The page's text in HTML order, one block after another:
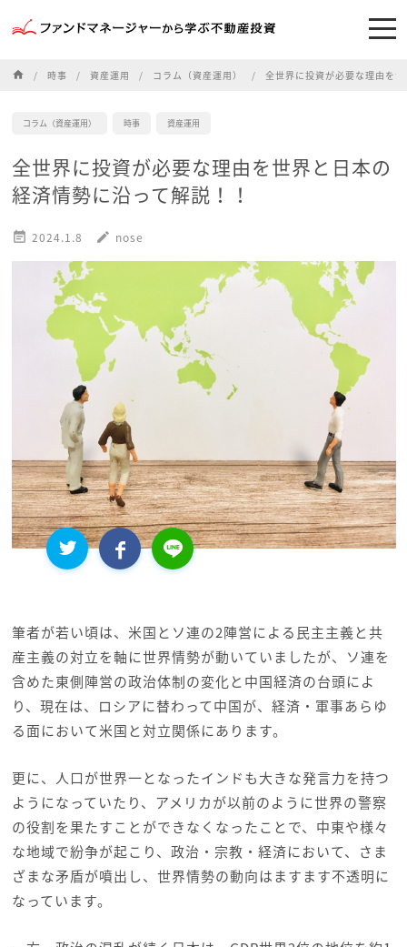
home 時事 資産運用 コラム（資産運用） 全世界に投資が必要な理由を
コラム（資産運用） 時事 資産運用
全世界に投資が必要な理由を世界と日本の
経済情勢に沿って解説！！
 2024.1.8 edit nose
筆者が若い頃は、米国とソ連の2陣営による民主主義と共
産主義の対立を軸に世界情勢が動いていましたが、ソ連を
含めた東側陣営の政治体制の変化と中国経済の台頭によ
り、現在は、ロシアに替わって中国が、経済・軍事あらゆ
る面において米国と対立関係にあります。
更に、人口が世界一となったインドも大きな発言力を持つ
ようになっていたり、アメリカが以前のように世界の警察
の役割を果たすことができなくなったことで、中東や様々
な地域で紛争が起こり、政治・宗教・経済において、さま
ざまな矛盾が噴出し、世界情勢の動向はますます不透明に
なっています。